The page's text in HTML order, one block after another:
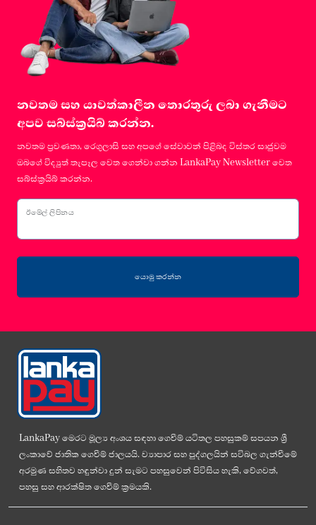
නවතම සහ යාවත්කාලීන තොරතුරු ලබා ගැනීමට
අපව සබ්ස්ක්‍රයිබ් කරන්න.
නවතම ප්‍රවණතා, රෙගුලාසි සහ අපගේ සේවාවන් පිළිබද විස්තර සෘජුවම
ඔබගේ විද්‍යුත් තැපෑල වෙත ගෙන්වා ගන්න LankaPay Newsletter වෙත
සබ්ස්ක්‍රයිබ් කරන්න.
ඊමේල් ලිපිනය
යොමු කරන්න
LankaPay මෙරට මූල්‍ය අංශය සඳහා ගෙවීම් යටිතල පහසුකම් සපයන ශ්‍රී
ලංකාවේ ජාතික ගෙවීම් ජාලයයි. ව්‍යාපාර සහ පුද්ගලයින් සවිබල ගැන්වීමේ
අරමුණ සහිතව හඳුන්වා දුන් සැමට පහසුවෙන් පිවිසිය හැකි, වේගවත්,
පහසු සහ ආරක්ෂිත ගෙවීම් ක්‍රමයකි.